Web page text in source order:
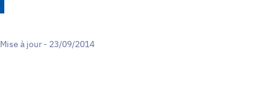
Mise à jour - 23/09/2014